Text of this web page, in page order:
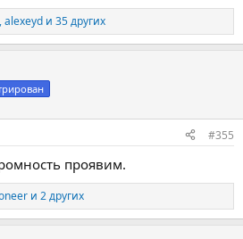
,alexeyd и 35 других
#355
проявим.
и 2 других